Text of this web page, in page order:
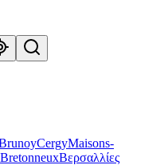
CergyMaisons-
Βερσαλλίες